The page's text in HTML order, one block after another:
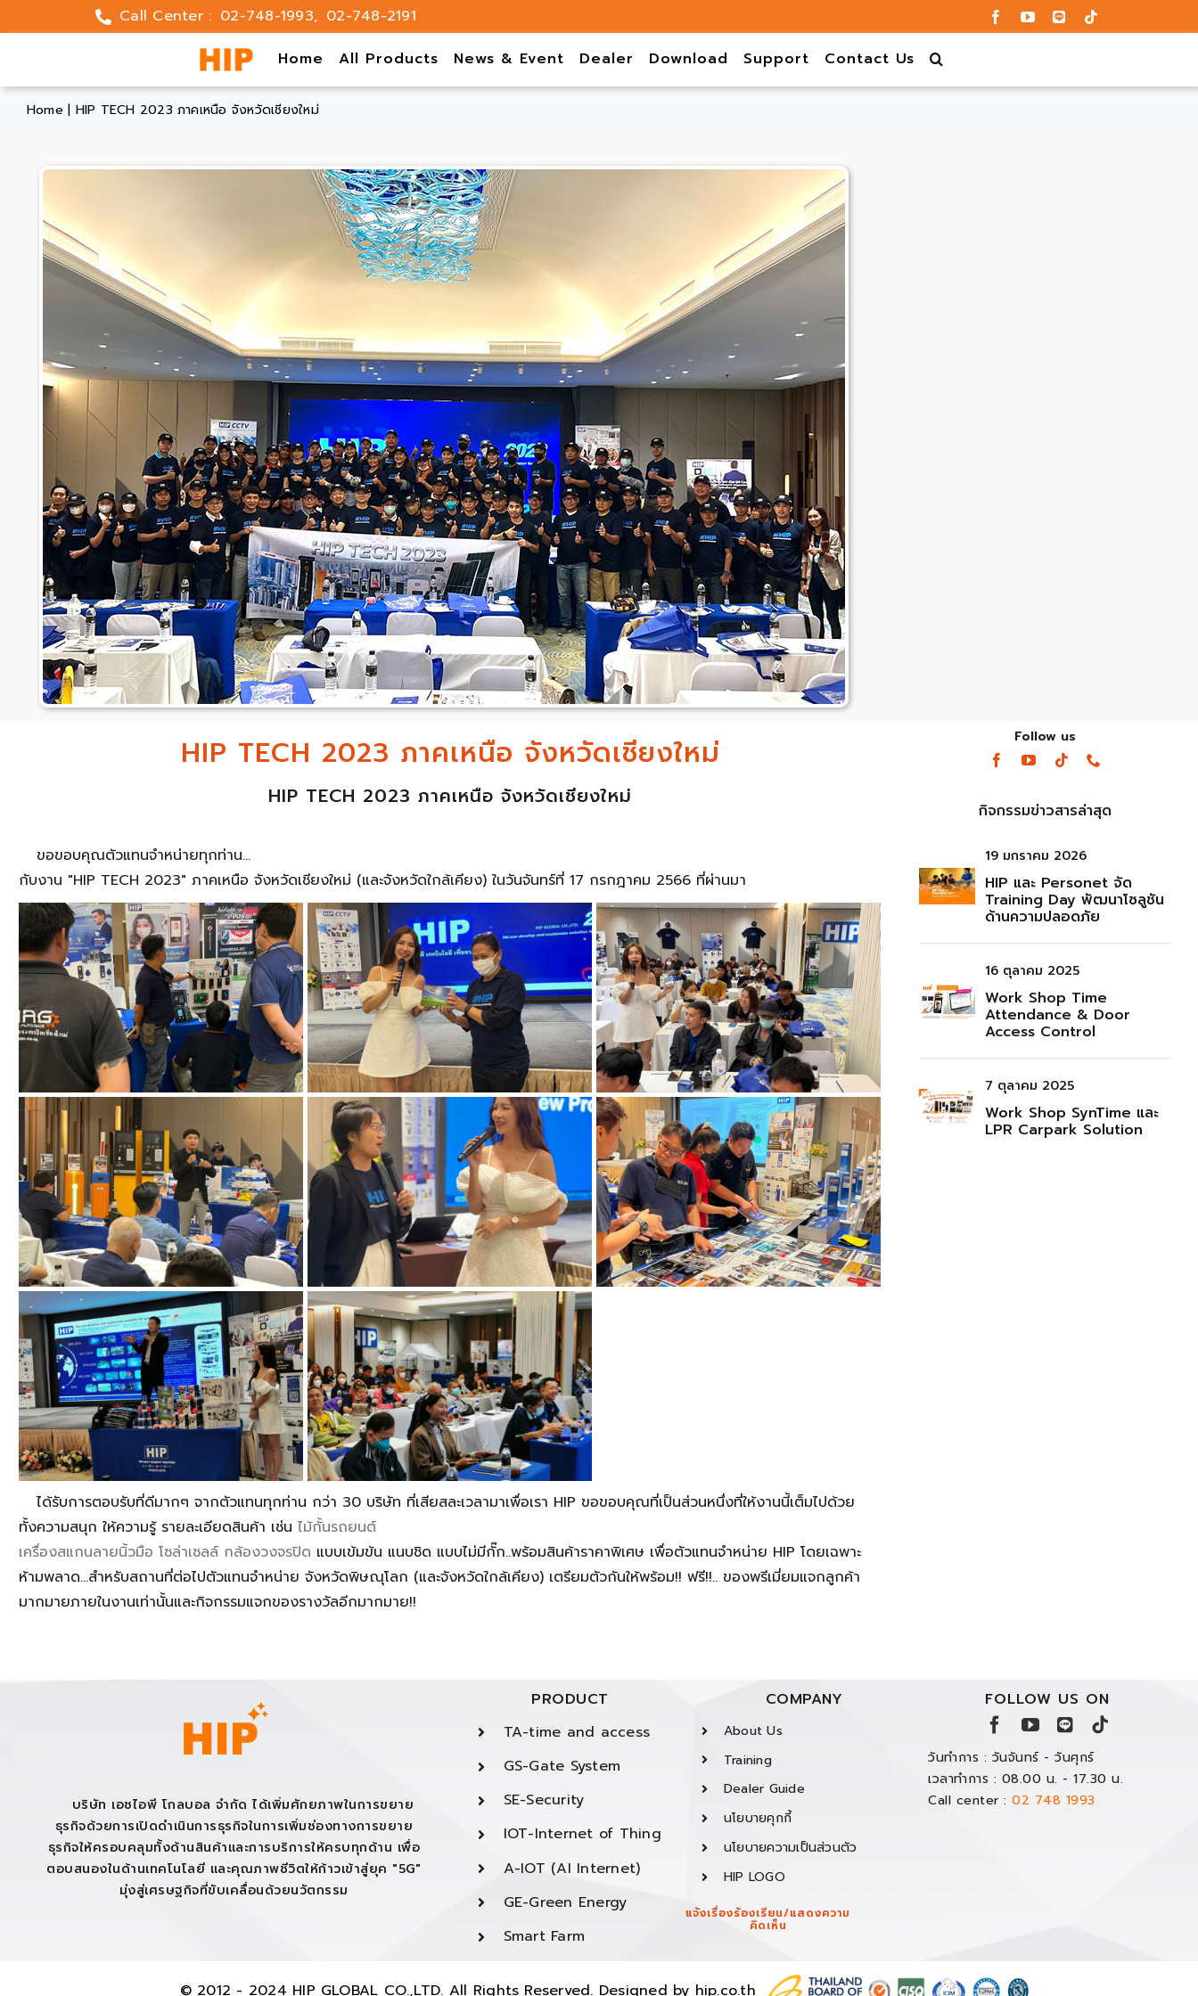
to
Call Center : 02-748-1993, 02-748-2191
Home
All Products News & Event Dealer Download Support Contact Us
Home| HIP TECH 2023 ภาคเหนือ จังหวัดเชียงใหม่
HIP TECH 2023 ภาคเหนือ จังหวัดเชียงใหม่
HIP TECH 2023 ภาคเหนือ จังหวัดเชียงใหม่
ขอขอบคุณตัวแทนจำหน่ายทุกท่าน...
กับงาน "HIP TECH 2023" ภาคเหนือ จังหวัดเชียงใหม่ (และจังหวัดใกล้เคียง) ในวันจันทร์ที่ 17 กรกฎาคม 2566 ที่ผ่านมา
ได้รับการตอบรับที่ดีมากๆ จากตัวแทนทุกท่าน กว่า 30 บริษัท ที่เสียสละเวลามาเพื่อเรา HIP ขอขอบคุณที่เป็นส่วนหนึ่งที่ให้งานนี้เต็มไปด้วย
ทั้งความสนุก ให้ความรู้ รายละเอียดสินค้า เช่น ไม้กั้นรถยนต์
เครื่องสแกนลายนิ้วมือ โซล่าเซลล์ กล้องวงจรปิด แบบเข้มข้น แนบชิด แบบไม่มีกั๊ก..พร้อมสินค้าราคาพิเศษ เพื่อตัวแทนจำหน่าย HIP โดยเฉพาะ
ห้ามพลาด...สำหรับสถานที่ต่อไปตัวแทนจำหน่าย จังหวัดพิษณุโลก (และจังหวัดใกล้เคียง) เตรียมตัวกันให้พร้อม!! ฟรี!!.. ของพรีเมี่ยมแจกลูกค้า
มากมายภายในงานเท่านั้นและกิจกรรมแจกของรางวัลอีกมากมาย!!
Follow us
กิจกรรมข่าวสารล่าสุด
19 มกราคม 2026
HIP และ Personet จัด
Training Day พัฒนาโซลูชัน
ด้านความปลอดภัย
16 ตุลาคม 2025
Work Shop Time
Attendance & Door
Access Control
7 ตุลาคม 2025
Work Shop SynTime และ
LPR Carpark Solution
บริษัท เอชไอพี โกลบอล จำกัด ได้เพิ่มศักยภาพในการขยาย
ธุรกิจด้วยการเปิดดำเนินการธุรกิจในการเพิ่มช่องทางการขยาย
ธุรกิจให้ครอบคลุมทั้งด้านสินค้าและการบริการให้ครบทุกด้าน เพื่อ
ตอบสนองในด้านเทคโนโลยี และคุณภาพชีวิตให้ก้าวเข้าสู่ยุค "5G"
มุ่งสู่เศรษฐกิจที่ขับเคลื่อนด้วยนวัตกรรม
PRODUCT
TA-time and access
GS-Gate System
SE-Security
IOT-Internet of Thing
A-IOT (AI Internet)
GE-Green Energy
Smart Farm
COMPANY
About Us
Training
Dealer Guide
นโยบายคุกกี้
นโยบายความเป็นส่วนตัว
HIP LOGO
แจ้งเรื่องร้องเรียน/แสดงความ
คิดเห็น
FOLLOW US ON
วันทำการ : วันจันทร์ - วันศุกร์
เวลาทำการ : 08.00 น. - 17.30 น.
Call center :02 748 1993
© 2012 - 2024 HIP GLOBAL CO.,LTD. All Rights Reserved. Designed by hip.co.th